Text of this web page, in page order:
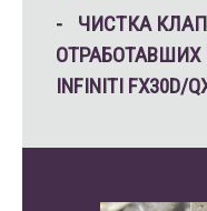
ЧИСТКА
ОТРАБОТАВШИХ
INFINITI FX30D/